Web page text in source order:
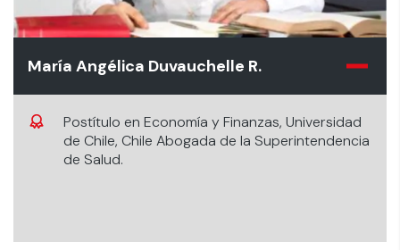
María Angélica Duvauchelle R.
Postítulo en Economía y Finanzas, Universidad
de Chile, Chile Abogada de la Superintendencia
de Salud.